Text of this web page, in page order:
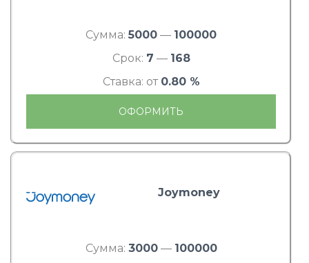
Сумма: 5000 — 100000
Срок: 7 — 168
Ставка: от 0.80 %
ОФОРМИТЬ
Joymoney
Сумма: 3000— 100000